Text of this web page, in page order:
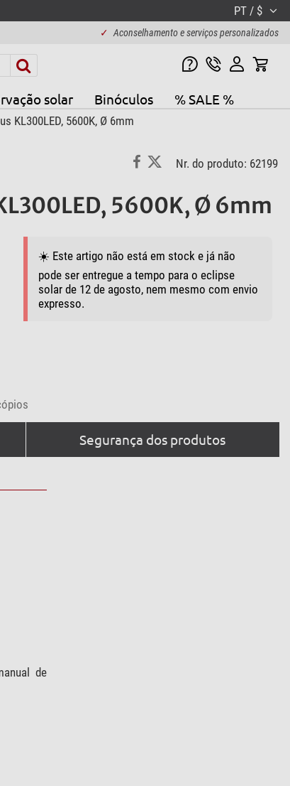
PT / $
✓ Aconselhamento e serviços personalizados
solar Binóculos % SALE %
KL300LED, 5600K, Ø 6mm
Nr. do produto: 62199
5600K, Ø 6mm
☀️ Este artigo não está em stock e já não
pode ser entregue a tempo para o eclipse
solar de 12 de agosto, nem mesmo com envio
expresso.
Segurança dos produtos
de